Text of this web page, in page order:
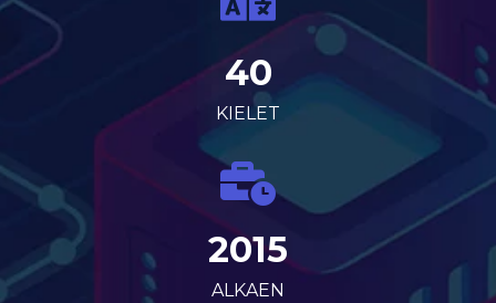
40
KIELET
2015
ALKAEN